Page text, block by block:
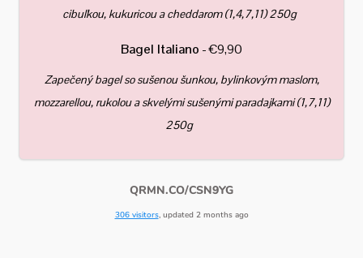
cibuľkou, kukuricou a cheddarom (1,4,7,11) 250g
Bagel Italiano - €9,90
Zapečený bagel so sušenou šunkou, bylinkovým maslom,
mozzarellou, rukolou a skvelými sušenými paradajkami (1,7,11)
250g
QRMN.CO/CSN9YG
306 visitors, updated 2 months ago